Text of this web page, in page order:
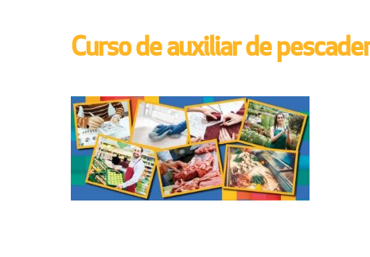
Curso de auxiliar de